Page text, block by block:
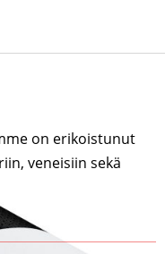
on erikoistunut
veneisiin sekä